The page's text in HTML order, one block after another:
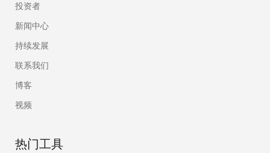
投资者
新闻中心
持续发展
联系我们
博客
视频
热门工具